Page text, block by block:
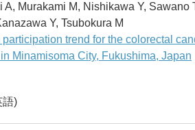
A, Murakami M, Nishikawa Y, Sawano
Y, Tsubokura M
trend for the colorectal
Minamisoma City, Fukushima, Japan
語)